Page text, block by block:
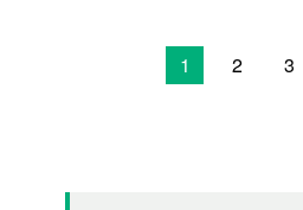
1 2 3